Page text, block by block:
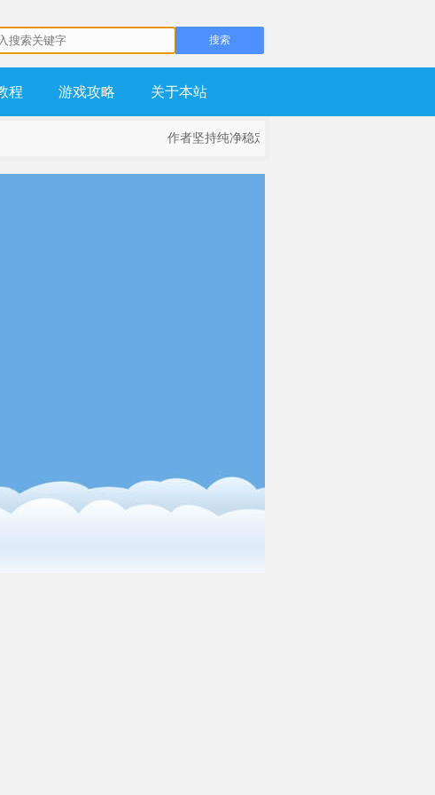
程 游戏攻略 关于本站
作者坚持纯净稳定为基础，不流氓，不锁主页，